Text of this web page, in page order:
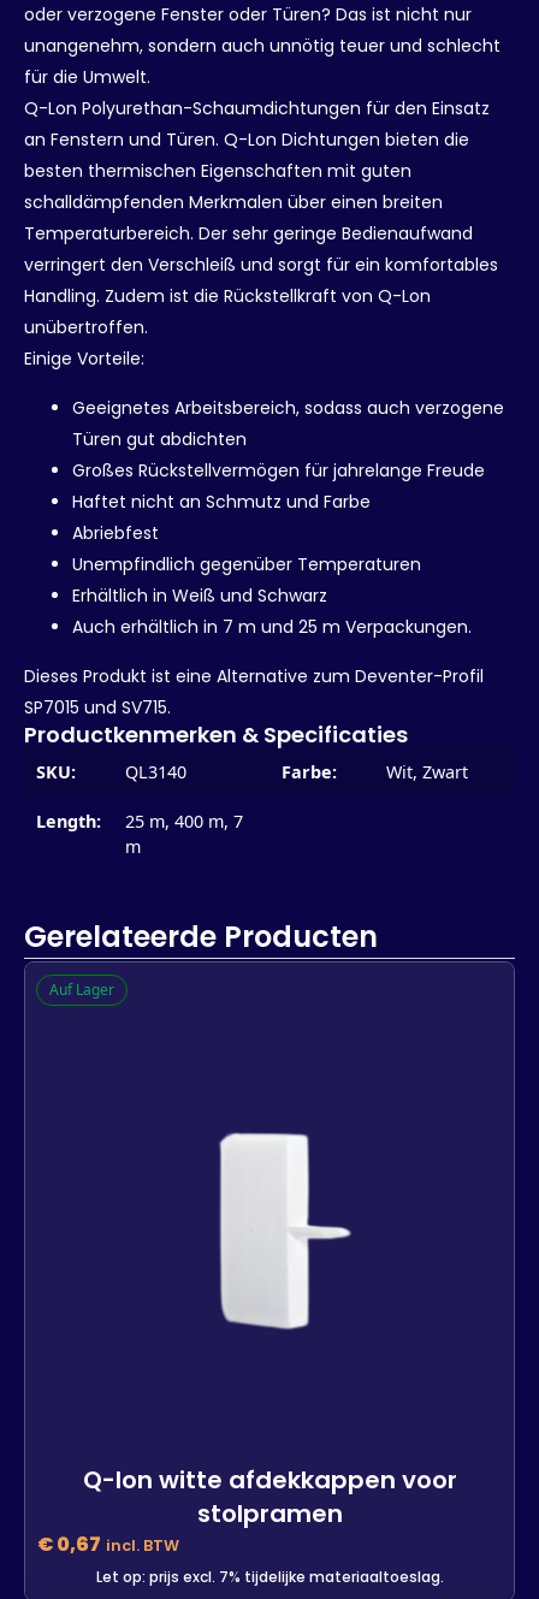
oder verzogene Fenster oder Türen? Das ist nicht nur
unangenehm, sondern auch unnötig teuer und schlecht
für die Umwelt.
Q-Lon Polyurethan-Schaumdichtungen für den Einsatz
an Fenstern und Türen. Q-Lon Dichtungen bieten die
besten thermischen Eigenschaften mit guten
schalldämpfenden Merkmalen über einen breiten
Temperaturbereich. Der sehr geringe Bedienaufwand
verringert den Verschleiß und sorgt für ein komfortables
Handling. Zudem ist die Rückstellkraft von Q-Lon
unübertroffen.
Einige Vorteile:
Geeignetes Arbeitsbereich, sodass auch verzogene
Türen gut abdichten
Großes Rückstellvermögen für jahrelange Freude
Haftet nicht an Schmutz und Farbe
Abriebfest
Unempfindlich gegenüber Temperaturen
Erhältlich in Weiß und Schwarz
Auch erhältlich in 7 m und 25 m Verpackungen.
Dieses Produkt ist eine Alternative zum Deventer-Profil
SP7015 und SV715.
Productkenmerken & Specificaties
SKU: QL3140
Length:
25 m, 400 m, 7
m
Farbe: Wit, Zwart
Gerelateerde Producten
Auf Lager
Q-lon witte afdekkappen voor
stolpramen
€0,67 incl. BTW
Let op: prijs excl. 7% tijdelijke materiaaltoeslag.